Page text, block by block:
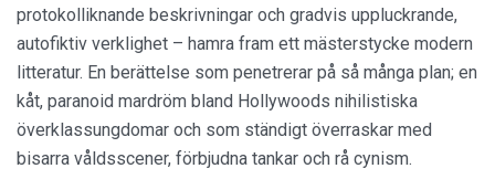
protokolliknande beskrivningar och gradvis uppluckrande,
autofiktiv verklighet – hamra fram ett mästerstycke modern
litteratur. En berättelse som penetrerar på så många plan; en
kåt, paranoid mardröm bland Hollywoods nihilistiska
överklassungdomar och som ständigt överraskar med
bisarra våldsscener, förbjudna tankar och rå cynism.